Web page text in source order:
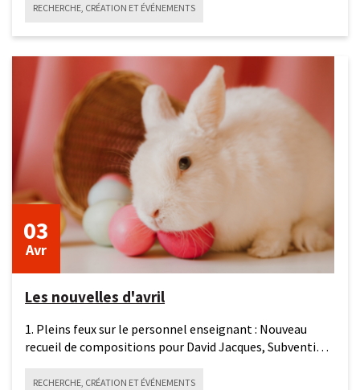
RECHERCHE, CRÉATION ET ÉVÉNEMENTS
Les nouvelles d'avril
avril
2026
1. Pleins feux sur le personnel enseignant : Nouveau
recueil de compositions pour David Jacques, Subvention
03
Avr
RECHERCHE, CRÉATION ET ÉVÉNEMENTS